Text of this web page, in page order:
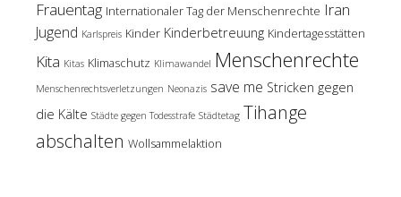
Frauentag Internationaler Tag der Menschenrechte Iran
Jugend Karlspreis Kinder Kinderbetreuung Kindertagesstätten
Kita Kitas Klimaschutz Klimawandel Menschenrechte
Menschenrechtsverletzungen Neonazis save me Stricken gegen
die Kälte Städte gegen Todesstrafe Städtetag Tihange
abschalten Wollsammelaktion